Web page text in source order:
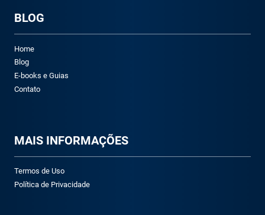
BLOG
Home
Blog
E-books e Guias
Contato
MAIS INFORMAÇÕES
Termos de Uso
Política de Privacidade